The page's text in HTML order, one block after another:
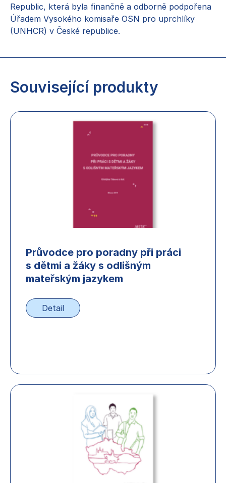
Republic, která byla finančně a odborně podpořena
Úřadem Vysokého komisaře OSN pro uprchlíky
(UNHCR) v České republice.
Související produkty
Průvodce pro poradny při práci
s dětmi a žáky s odlišným
mateřským jazykem
Detail